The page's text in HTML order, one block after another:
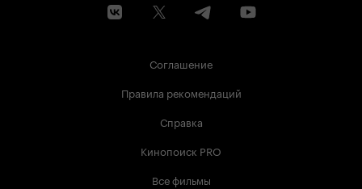
Соглашение
Правила рекомендаций
Справка
Кинопоиск PRO
Все фильмы